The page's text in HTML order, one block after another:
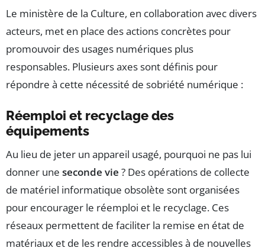
Le ministère de la Culture, en collaboration avec divers
acteurs, met en place des actions concrètes pour
promouvoir des usages numériques plus
responsables. Plusieurs axes sont définis pour
répondre à cette nécessité de sobriété numérique :
Réemploi et recyclage des
équipements
Au lieu de jeter un appareil usagé, pourquoi ne pas lui
donner une seconde vie ? Des opérations de collecte
de matériel informatique obsolète sont organisées
pour encourager le réemploi et le recyclage. Ces
réseaux permettent de faciliter la remise en état de
matériaux et de les rendre accessibles à de nouvelles